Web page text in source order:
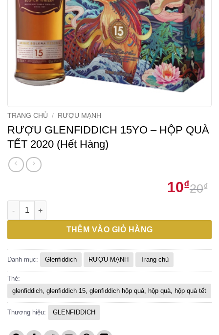
TRANG CHỦ / RƯỢU MẠNH
RƯỢU GLENFIDDICH 15YO – HỘP QUÀ
TẾT 2020 (Hết Hàng)
20₫
10₫
RƯỢU GLENFIDDICH 15YO - HỘP QUÀ TẾT 2020 (Hết Hàng)
THÊM VÀO GIỎ HÀNG
Danh mục: Glenfiddich RƯỢU MẠNH Trang chủ
Thẻ:
glenfiddich, glenfiddich 15, glenfiddich hộp quà, hộp quà, hộp quà tết
Thương hiệu: GLENFIDDICH